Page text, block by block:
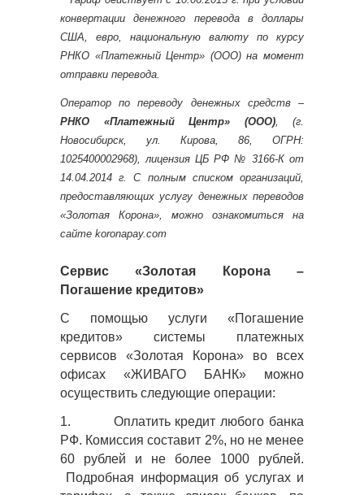
конвертации денежного перевода в доллары
США, евро, национальную валюту по курсу
РНКО «Платежный Центр» (ООО) на момент
отправки перевода.
Оператор по переводу денежных средств –
РНКО «Платежный Центр» (ООО), (г.
Новосибирск, ул. Кирова, 86, ОГРН:
1025400002968), лицензия ЦБ РФ № 3166-К от
14.04.2014 г. С полным списком организаций,
предоставляющих услугу денежных переводов
«Золотая Корона», можно ознакомиться на
сайте koronapay.com
Сервис «Золотая Корона –
Погашение кредитов»
С помощью услуги «Погашение
кредитов» системы платежных
сервисов «Золотая Корона» во всех
офисах «ЖИВАГО БАНК» можно
осуществить следующие операции:
1.
Оплатить кредит любого банка
РФ. Комиссия составит 2%, но не менее
60 рублей и не более 1000 рублей.
Подробная информация об услугах и